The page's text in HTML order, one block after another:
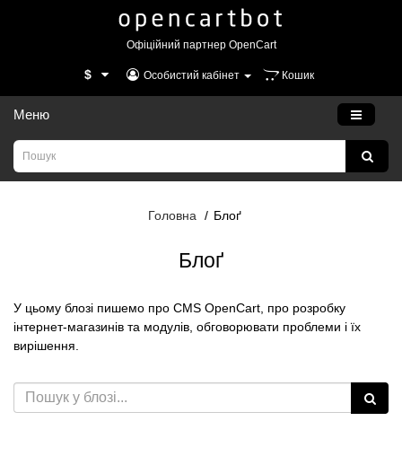
Офіційний партнер OpenCart
$ Особистий кабінет Кошик
Меню
Головна Блоґ
Блоґ
У цьому блозі пишемо про CMS OpenCart, про розробку
інтернет-магазинів та модулів, обговорювати проблеми і їх
вирішення.